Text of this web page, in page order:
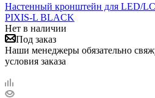
Настенный кронштейн для LED/
PIXIS-L BLACK
Нет в наличии
Под заказ
Наши менеджеры обязательно
условия заказа